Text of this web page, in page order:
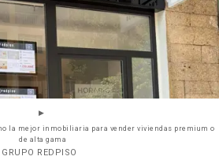
la mejor inmobiliaria para vender viviendas premium o
de alta gama
REDPISO